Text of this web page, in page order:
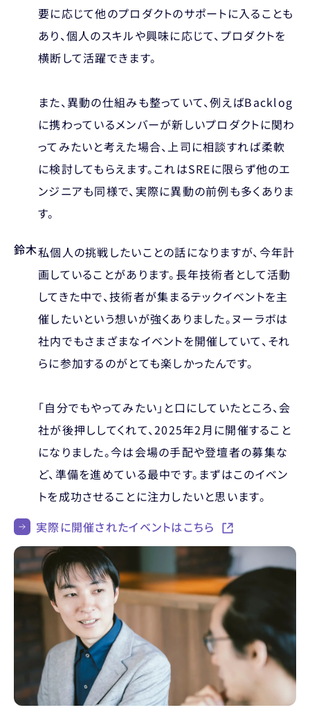
要に応じて他のプロダクトのサポートに入ることも
あり、個人のスキルや興味に応じて、プロダクトを
横断して活躍できます。
また、異動の仕組みも整っていて、例えばBacklog
に携わっているメンバーが新しいプロダクトに関わ
ってみたいと考えた場合、上司に相談すれば柔軟
に検討してもらえます。これはSREに限らず他のエ
ンジニアも同様で、実際に異動の前例も多くありま
す。
鈴木私個人の挑戦したいことの話になりますが、今年計
画していることがあります。長年技術者として活動
してきた中で、技術者が集まるテックイベントを主
催したいという想いが強くありました。ヌーラボは
社内でもさまざまなイベントを開催していて、それ
らに参加するのがとても楽しかったんです。
「自分でもやってみたい」と口にしていたところ、会
社が後押ししてくれて、2025年2月に開催すること
になりました。今は会場の手配や登壇者の募集な
ど、準備を進めている最中です。まずはこのイベン
トを成功させることに注力したいと思います。
実際に開催されたイベントはこちら